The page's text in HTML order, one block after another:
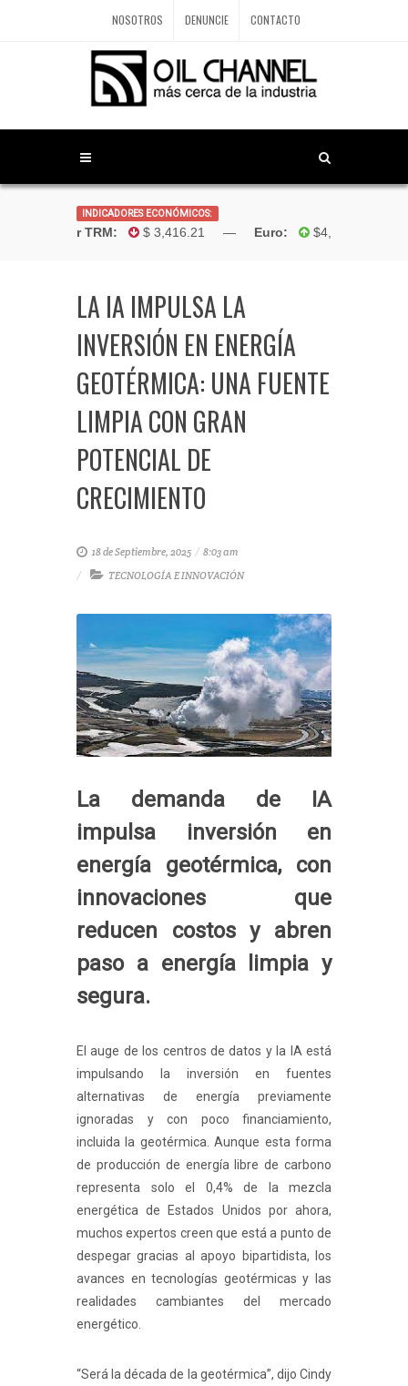
NOSOTROS DENUNCIE CONTACTO
INDICADORES ECONÓMICOS:
Dólar TRM: $ 3,416.21 —Euro: $4,181.96 —
LA IA IMPULSA LA
INVERSIÓN EN ENERGÍA
GEOTÉRMICA: UNA FUENTE
LIMPIA CON GRAN
POTENCIAL DE
CRECIMIENTO
18 de Septiembre, 2025 / 8:03 am
TECNOLOGÍA E INNOVACIÓN
La demanda de IA
impulsa inversión en
energía geotérmica, con
innovaciones que
reducen costos y abren
paso a energía limpia y
segura.
El auge de los centros de datos y la IA está
impulsando la inversión en fuentes
alternativas de energía previamente
ignoradas y con poco financiamiento,
incluida la geotérmica. Aunque esta forma
de producción de energía libre de carbono
representa solo el 0,4% de la mezcla
energética de Estados Unidos por ahora,
muchos expertos creen que está a punto de
despegar gracias al apoyo bipartidista, los
avances en tecnologías geotérmicas y las
realidades cambiantes del mercado
energético.
“Será la década de la geotérmica”, dijo Cindy